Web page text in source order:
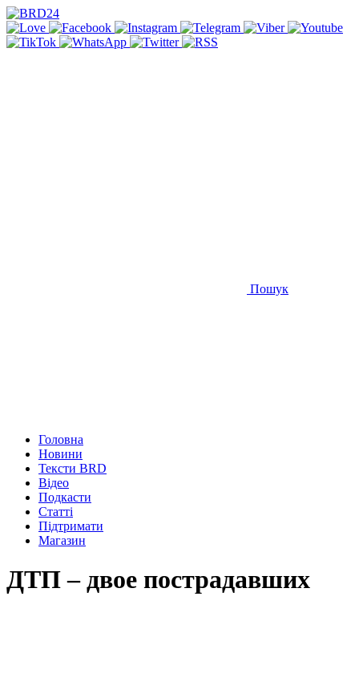
Пошук
Головна
Новини
Тексти BRD
Відео
Подкасти
Статті
Підтримати
Магазин
ДТП – двое пострадавших